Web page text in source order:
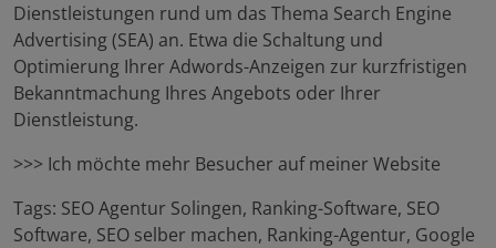
Dienstleistungen rund um das Thema Search Engine
Advertising (SEA) an. Etwa die Schaltung und
Optimierung Ihrer Adwords-Anzeigen zur kurzfristigen
Bekanntmachung Ihres Angebots oder Ihrer
Dienstleistung.
>>> Ich möchte mehr Besucher auf meiner Website
Tags: SEO Agentur Solingen, Ranking-Software, SEO
Software, SEO selber machen, Ranking-Agentur, Google